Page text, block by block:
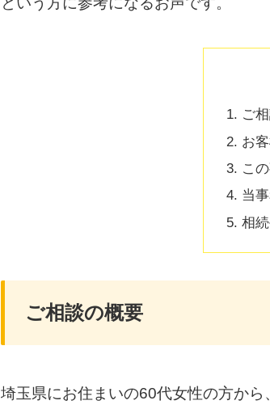
ご
お
こ
当
相
ご相談の概要
埼玉県にお住まいの60代女性の方から